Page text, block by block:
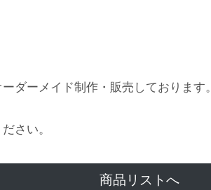
ダーメイド制作・販売しております。
さい。
商品リストへ